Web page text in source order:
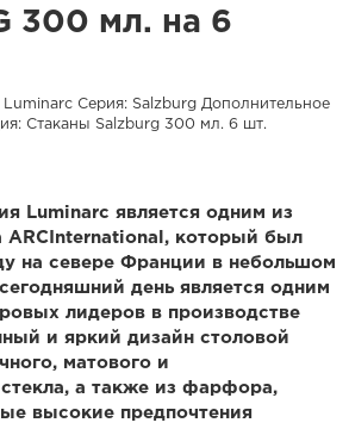
300 мл. на 6
Luminarc Серия: Salzburg Дополнительное
Стаканы Salzburg 300 мл. 6 шт.
Luminarc является одним из
ARCInternational, который был
на севере Франции в небольшом
день является одним
лидеров в производстве
и яркий дизайн столовой
матового и
а также из фарфора,
высокие предпочтения